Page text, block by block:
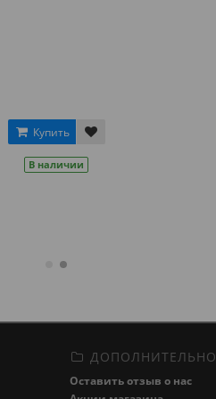
Купить
В наличии
ДОПОЛНИТЕЛЬНО
Оставить отзыв о нас